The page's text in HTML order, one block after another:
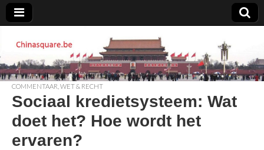
Chinasquare.be
COMMENTAAR WET & RECHT
Sociaal kredietsysteem: Wat
doet het? Hoe wordt het
ervaren?